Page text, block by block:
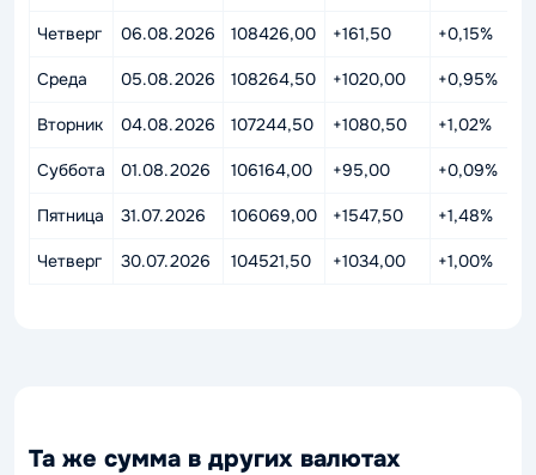
Четверг 06.08.2026 108426,00 +161,50 +0,15%
Среда 05.08.2026 108264,50 +1020,00 +0,95%
Вторник 04.08.2026 107244,50 +1080,50 +1,02%
Суббота 01.08.2026 106164,00 +95,00 +0,09%
Пятница 31.07.2026 106069,00 +1547,50 +1,48%
Четверг 30.07.2026 104521,50 +1034,00 +1,00%
Та же сумма в других валютах